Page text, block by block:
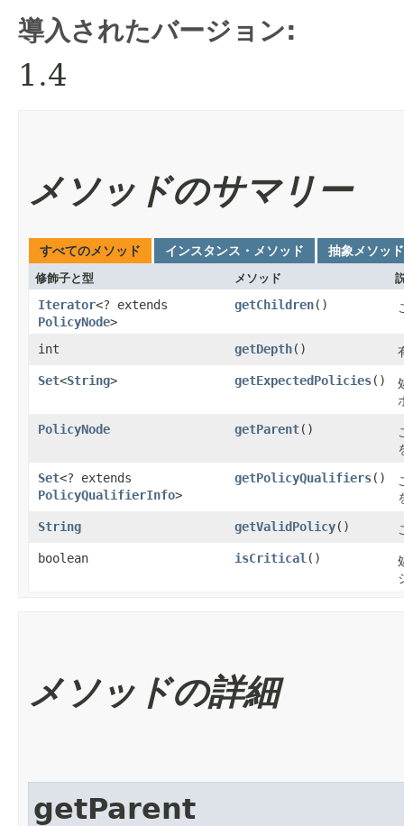
導入されたバージョン:
1.4
メソッドのサマリー
すべてのメソッド インスタンス・メソッド 抽象メソッド
修飾子と型 メソッド
Iterator<? extends
PolicyNode>
getChildren()
int getDepth()
Set<String> getExpectedPolicies()
PolicyNode
getParent()
Set<? extends
PolicyQualifierInfo>
getPolicyQualifiers()
String
getValidPolicy()
boolean
isCritical ()
メソッドの詳細
getParent